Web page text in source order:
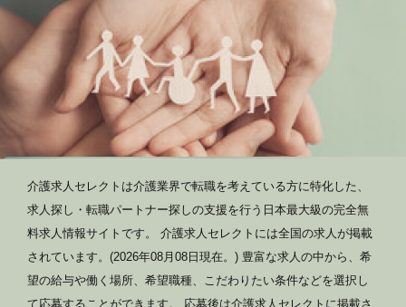
介護求人セレクトは介護業界で転職を考えている方に特化した、
求人探し・転職パートナー探しの支援を行う日本最大級の完全無
料求人情報サイトです。 介護求人セレクトには全国の求人が掲載
されています。(2026年08月08日現在。) 豊富な求人の中から、希
望の給与や働く場所、希望職種、こだわりたい条件などを選択し
て応募することができます。 応募後は介護求人セレクトに掲載さ